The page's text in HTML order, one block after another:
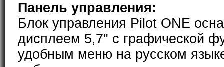
Панель управления:
Блок управления Pilot ONE
дисплеем 5,7" с графической
удобным меню на русском